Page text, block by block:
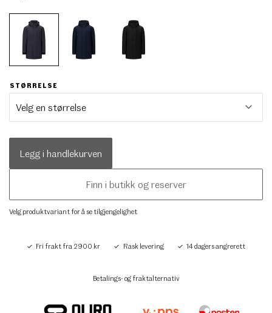
STØRRELSE
Legg i handlekurven
Finn i butikk og reserver
Velg produktvariant for å se tilgjengelighet
Fri frakt fra 2900 kr Rask levering 14 dagers angrerett
Betalings- og fraktalternativ